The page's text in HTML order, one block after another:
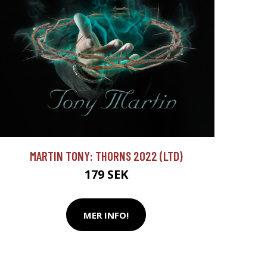
MARTIN TONY: THORNS 2022 (LTD)
179 SEK
MER INFO!